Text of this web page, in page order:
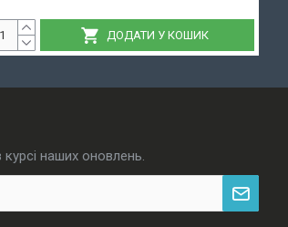
ДОДАТИ У КОШИК
наших оновлень.